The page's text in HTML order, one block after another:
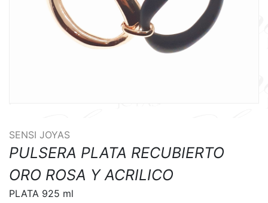
SENSI JOYAS
PULSERA PLATA RECUBIERTO
ORO ROSA Y ACRILICO
PLATA 925 ml